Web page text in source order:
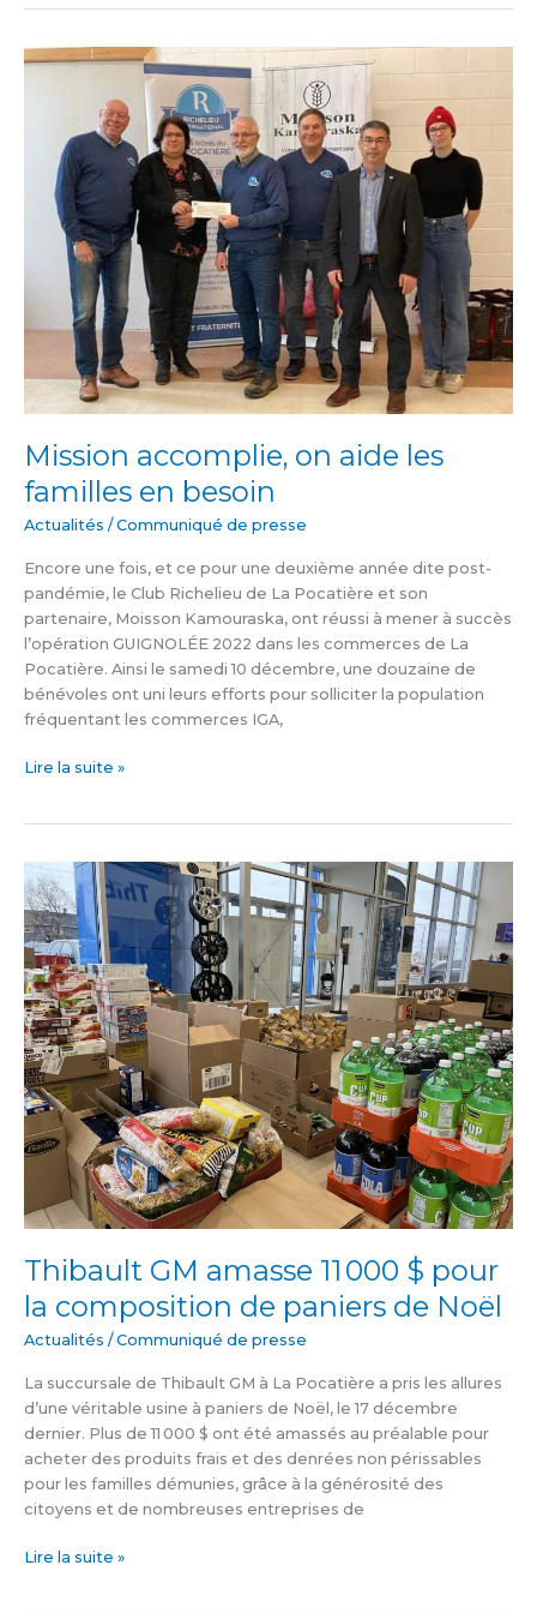
Mission accomplie, on aide les
familles en besoin
Actualités /Communiqué de presse
Encore une fois, et ce pour une deuxième année dite post-
pandémie, le Club Richelieu de La Pocatière et son
partenaire, Moisson Kamouraska, ont réussi à mener à succès
l’opération GUIGNOLÉE 2022 dans les commerces de La
Pocatière. Ainsi le samedi 10 décembre, une douzaine de
bénévoles ont uni leurs efforts pour solliciter la population
fréquentant les commerces IGA,
Mission
familles
besoin
Lire la suite »
Thibault GM amasse 11 000 $ pour
la composition de paniers de Noël
Actualités /Communiqué de presse
La succursale de Thibault GM à La Pocatière a pris les allures
d’une véritable usine à paniers de Noël, le 17 décembre
dernier. Plus de 11 000 $ ont été amassés au préalable pour
acheter des produits frais et des denrées non périssables
pour les familles démunies, grâce à la générosité des
citoyens et de nombreuses entreprises de
Thibault
GM
amasse
11
000 $
pour
la
composition
de
paniers
Noël
Lire la suite »